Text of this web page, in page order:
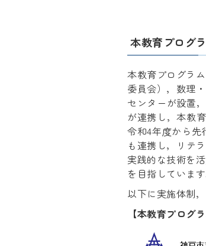
本教育プログ
本教育プログラ
委員会），数理
センターが設置
が連携し，本教
令和4年度から先
も連携し，リテ
実践的な技術を
を目指しています
以下に実施体制
【本教育プログ